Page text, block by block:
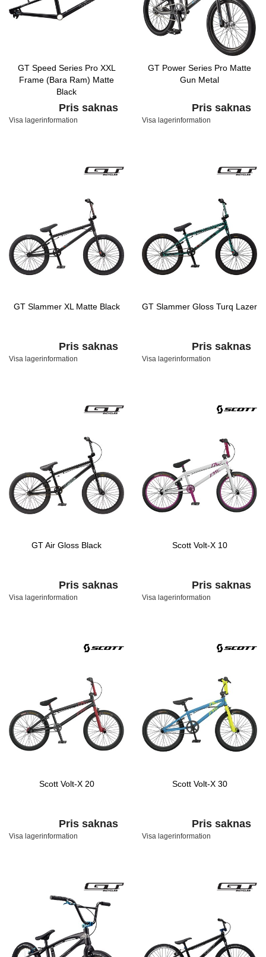
GT Speed Series Pro XXL
Frame (Bara Ram) Matte
Black
Pris saknas
Visa lagerinformation
GT Power Series Pro Matte
Gun Metal
Pris saknas
Visa lagerinformation
GT Slammer XL Matte Black
Pris saknas
Visa lagerinformation
GT Slammer Gloss Turq Lazer
Pris saknas
Visa lagerinformation
GT Air Gloss Black
Pris saknas
Visa lagerinformation
Scott Volt-X 10
Pris saknas
Visa lagerinformation
Scott Volt-X 20
Pris saknas
Visa lagerinformation
Scott Volt-X 30
Pris saknas
Visa lagerinformation